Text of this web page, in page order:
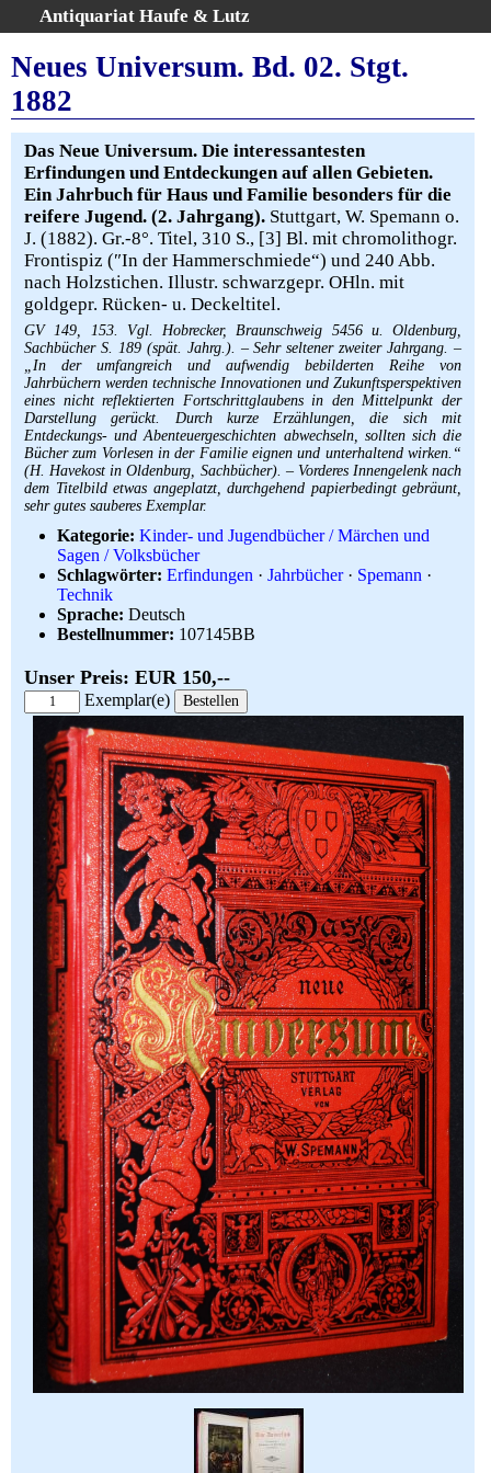
Antiquariat Haufe & Lutz
Home
Gesamtbestand
Erweiterte Suche
Kategorien
Schlagwörter
Warenkorb
AGB
Widerruf
Über uns
Aktuelle Kataloge
Kontakt
Ankauf
Links
Impressum
Neues Universum. Bd. 02. Stgt.
1882
Das Neue Universum. Die interessantesten
Erfindungen und Entdeckungen auf allen Gebieten.
Ein Jahrbuch für Haus und Familie besonders für die
reifere Jugend. (2. Jahrgang). Stuttgart, W. Spemann o.
J. (1882). Gr.-8°. Titel, 310 S., [3] Bl. mit chromolithogr.
Frontispiz (″In der Hammerschmiede“) und 240 Abb.
nach Holzstichen. Illustr. schwarzgepr. OHln. mit
goldgepr. Rücken- u. Deckeltitel.
GV 149, 153. Vgl. Hobrecker, Braunschweig 5456 u. Oldenburg,
Sachbücher S. 189 (spät. Jahrg.). – Sehr seltener zweiter Jahrgang. –
„In der umfangreich und aufwendig bebilderten Reihe von
Jahrbüchern werden technische Innovationen und Zukunftsperspektiven
eines nicht reflektierten Fortschrittglaubens in den Mittelpunkt der
Darstellung gerückt. Durch kurze Erzählungen, die sich mit
Entdeckungs- und Abenteuergeschichten abwechseln, sollten sich die
Bücher zum Vorlesen in der Familie eignen und unterhaltend wirken.“
(H. Havekost in Oldenburg, Sachbücher). – Vorderes Innengelenk nach
dem Titelbild etwas angeplatzt, durchgehend papierbedingt gebräunt,
sehr gutes sauberes Exemplar.
Kategorie: Kinder- und Jugendbücher / Märchen und
Sagen / Volksbücher
Schlagwörter: Erfindungen · Jahrbücher· Spemann ·
Technik
Sprache: Deutsch
Bestellnummer: 107145BB
Unser Preis: EUR 150,--
Exemplar(e)